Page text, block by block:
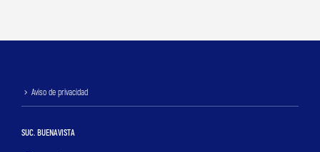
Aviso de privacidad
SUC. BUENAVISTA